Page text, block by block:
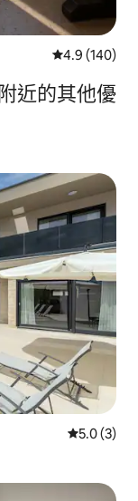
從 140 則評
4.9 (140)
近的其他優
從 3 則評
5.0 (3)